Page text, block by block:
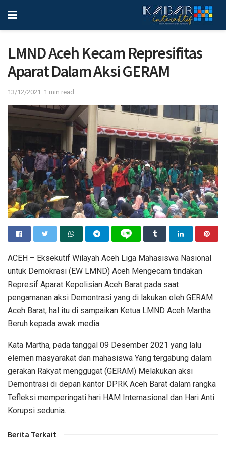
LMND Aceh Kecam Represifitas
Aparat Dalam Aksi GERAM
13/12/2021 1 min read
ACEH – Eksekutif Wilayah Aceh Liga Mahasiswa Nasional
untuk Demokrasi (EW LMND) Aceh Mengecam tindakan
Represif Aparat Kepolisian Aceh Barat pada saat
pengamanan aksi Demontrasi yang di lakukan oleh GERAM
Aceh Barat, hal itu di sampaikan Ketua LMND Aceh Martha
Beruh kepada awak media.
Kata Martha, pada tanggal 09 Desember 2021 yang lalu
elemen masyarakat dan mahasiswa Yang tergabung dalam
gerakan Rakyat menggugat (GERAM) Melakukan aksi
Demontrasi di depan kantor DPRK Aceh Barat dalam rangka
Tefleksi memperingati hari HAM Internasional dan Hari Anti
Korupsi sedunia.
Berita Terkait